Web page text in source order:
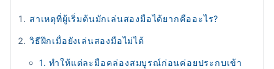
สาเหตุที่ผู้เริ่มต้นมักเล่นสองมือได้ยากคืออะไร?
วิธีฝึกเมื่อยังเล่นสองมือไม่ได้
1. ทำให้แต่ละมือคล่องสมบูรณ์ก่อนค่อยประกบเข้า